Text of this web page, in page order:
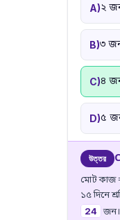
A)২
B)৩
C)৪
D)৫
উত্তর
মোট কাজ
১৫ দিনে
24 জন।